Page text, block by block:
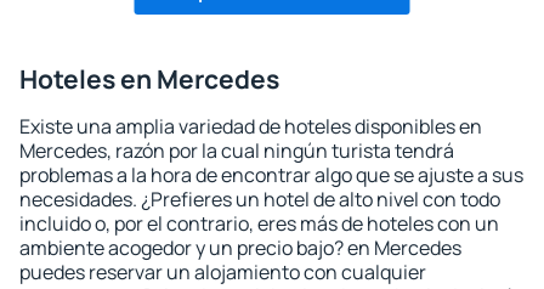
Hoteles en Mercedes
Existe una amplia variedad de hoteles disponibles en
Mercedes, razón por la cual ningún turista tendrá
problemas a la hora de encontrar algo que se ajuste a sus
necesidades. ¿Prefieres un hotel de alto nivel con todo
incluido o, por el contrario, eres más de hoteles con un
ambiente acogedor y un precio bajo? en Mercedes
puedes reservar un alojamiento con cualquier